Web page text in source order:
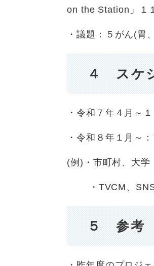
on the Station」１
・議題：５がん(
４ スケ
・令和７年４月～
・令和８年１月～
(例)・市町村、大学
・TVCM、SNS
５ 参考